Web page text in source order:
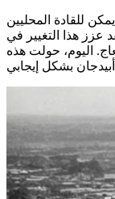
للقادة المحليين
عزز هذا التغيير في
اليوم، حولت هذه